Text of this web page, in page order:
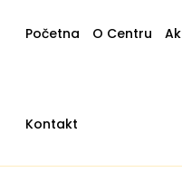
Početna O Centru
Kontakt